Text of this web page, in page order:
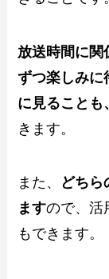
放送時間に関
ずつ楽しみに
に見ることも
きます。
また、 どちら
ますので、活
もできます。